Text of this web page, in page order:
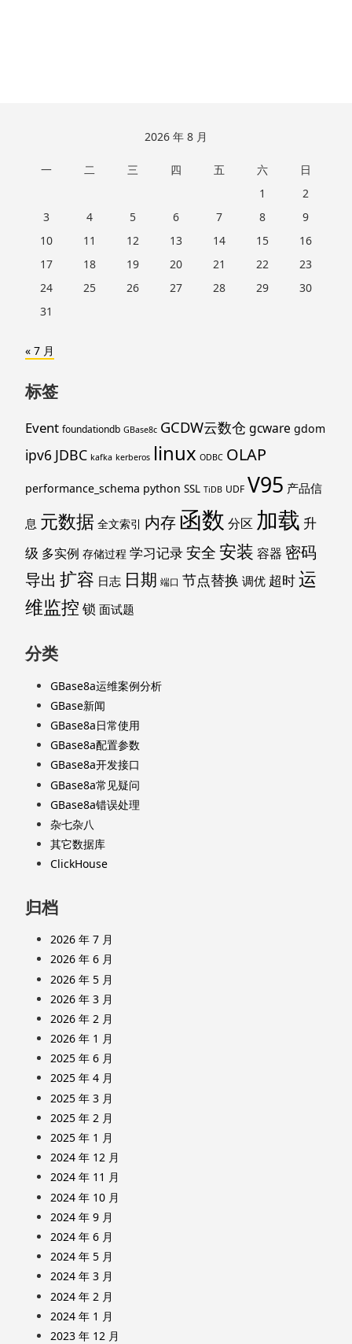
2026 年 8 月
一 二 三 四 五 六
日
1
2
3
4 5 6 7 8
9
10
11 12 13 14 15
16
17
18 19 20 21 22
23
24
25 26 27 28 29
30
31
« 7 月
标签
Event foundationdb GBase8c GCDW云数仓 gcware gdom
ipv6 JDBC kafka kerberos linux ODBC OLAP
performance_schema python SSL TiDB UDF V95 产品信
息 元数据 全文索引 内存函数 分区 加载 升
级 多实例 存储过程 学习记录安全安装 容器 密码
导出 扩容 日志 日期 端口 节点替换 调优 超时运
维监控 锁 面试题
分类
GBase8a运维案例分析
GBase新闻
GBase8a日常使用
GBase8a配置参数
GBase8a开发接口
GBase8a常见疑问
GBase8a错误处理
杂七杂八
其它数据库
ClickHouse
归档
2026 年 7 月
2026 年 6 月
2026 年 5 月
2026 年 3 月
2026 年 2 月
2026 年 1 月
2025 年 6 月
2025 年 4 月
2025 年 3 月
2025 年 2 月
2025 年 1 月
2024 年 12 月
2024 年 11 月
2024 年 10 月
2024 年 9 月
2024 年 6 月
2024 年 5 月
2024 年 3 月
2024 年 2 月
2024 年 1 月
2023 年 12 月